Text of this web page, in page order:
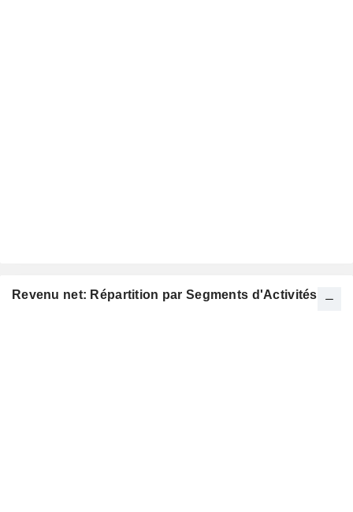
Revenu net: Répartition par Segments d'Activités